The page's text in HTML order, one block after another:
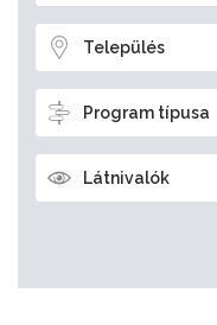
Település
Program típusa
Látnivalók